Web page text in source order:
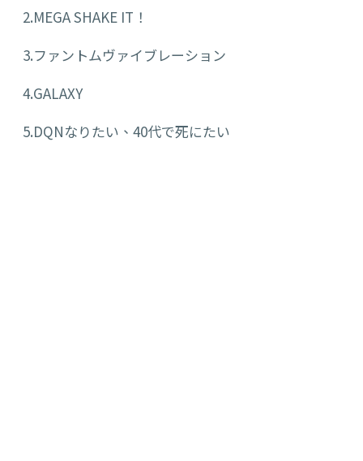
2.MEGA SHAKE IT！
3.ファントムヴァイブレーション
4.GALAXY
5.DQNなりたい、40代で死にたい